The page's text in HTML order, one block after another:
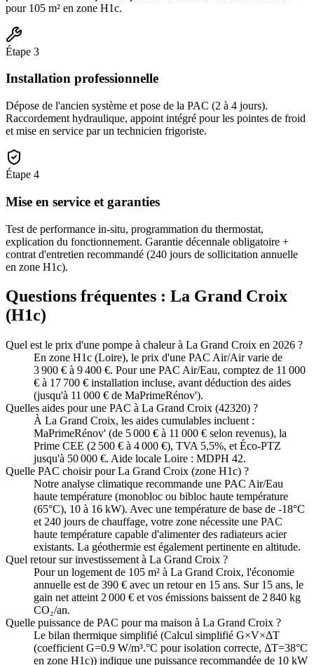
pour 105 m² en zone H1c.
Étape 3
Installation professionnelle
Dépose de l'ancien système et pose de la PAC (2 à 4 jours).
Raccordement hydraulique, appoint intégré pour les pointes de froid
et mise en service par un technicien frigoriste.
Étape 4
Mise en service et garanties
Test de performance in-situ, programmation du thermostat,
explication du fonctionnement. Garantie décennale obligatoire +
contrat d'entretien recommandé (240 jours de sollicitation annuelle
en zone H1c).
Questions fréquentes : La Grand Croix
(H1c)
Quel est le prix d'une pompe à chaleur à La Grand Croix en 2026 ?
En zone H1c (Loire), le prix d'une PAC Air/Air varie de
3 900 € à 9 400 €. Pour une PAC Air/Eau, comptez de 11 000
€ à 17 700 € installation incluse, avant déduction des aides
(jusqu'à 11 000 € de MaPrimeRénov').
Quelles aides pour une PAC à La Grand Croix (42320) ?
À La Grand Croix, les aides cumulables incluent :
MaPrimeRénov' (de 5 000 € à 11 000 € selon revenus), la
Prime CEE (2 500 € à 4 000 €), TVA 5,5%, et Éco-PTZ
jusqu'à 50 000 €. Aide locale Loire : MDPH 42.
Quelle PAC choisir pour La Grand Croix (zone H1c) ?
Notre analyse climatique recommande une PAC Air/Eau
haute température (monobloc ou bibloc haute température
(65°C), 10 à 16 kW). Avec une température de base de -18°C
et 240 jours de chauffage, votre zone nécessite une PAC
haute température capable d'alimenter des radiateurs acier
existants. La géothermie est également pertinente en altitude.
Quel retour sur investissement à La Grand Croix ?
Pour un logement de 105 m² à La Grand Croix, l'économie
annuelle est de 390 € avec un retour en 15 ans. Sur 15 ans, le
gain net atteint 2 000 € et vos émissions baissent de 2 840 kg
CO₂/an.
Quelle puissance de PAC pour ma maison à La Grand Croix ?
Le bilan thermique simplifié (Calcul simplifié G×V×ΔT
(coefficient G=0.9 W/m³.°C pour isolation correcte, ΔT=38°C
en zone H1c)) indique une puissance recommandée de 10 kW